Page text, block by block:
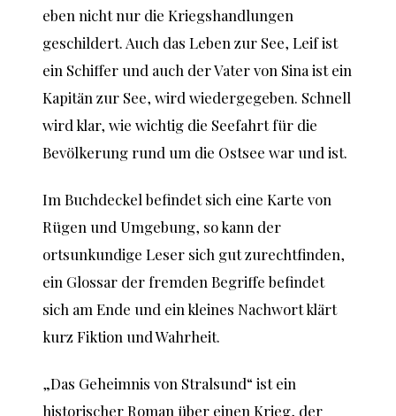
eben nicht nur die Kriegshandlungen
geschildert. Auch das Leben zur See, Leif ist
ein Schiffer und auch der Vater von Sina ist ein
Kapitän zur See, wird wiedergegeben. Schnell
wird klar, wie wichtig die Seefahrt für die
Bevölkerung rund um die Ostsee war und ist.
Im Buchdeckel befindet sich eine Karte von
Rügen und Umgebung, so kann der
ortsunkundige Leser sich gut zurechtfinden,
ein Glossar der fremden Begriffe befindet
sich am Ende und ein kleines Nachwort klärt
kurz Fiktion und Wahrheit.
„Das Geheimnis von Stralsund“ ist ein
historischer Roman über einen Krieg, der